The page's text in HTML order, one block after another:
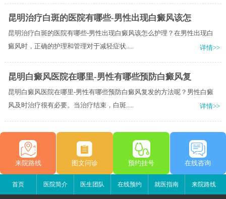
昆明治疗白斑的医院有哪些-男性出现白癜风该怎
昆明治疗白斑的医院有哪些-男性出现白癜风该怎么护理？在男性出现白
癜风时，正确的护理和管理对于减轻症状.....
详情>>
昆明白癜风医院在哪里-男性有哪些预防白癜风复
昆明白癜风医院在哪里-男性有哪些预防白癜风复发的方法呢？男性白癜
风及时治疗很有必要。当治疗结束，白斑.....
详情>>
来院路线 图文问诊 预约挂号 在线咨询
首页 医院简介 医生团队 在线预约 就医指南 来院路线